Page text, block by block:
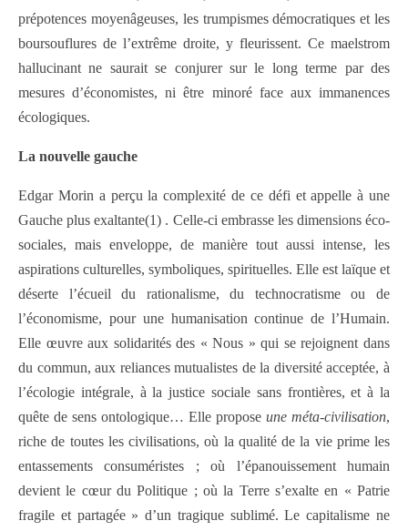
prépotences moyenâgeuses, les trumpismes démocratiques et les
boursouflures de l’extrême droite, y fleurissent. Ce maelstrom
hallucinant ne saurait se conjurer sur le long terme par des
mesures d’économistes, ni être minoré face aux immanences
écologiques.
La nouvelle gauche
Edgar Morin a perçu la complexité de ce défi et appelle à une
Gauche plus exaltante(1) . Celle-ci embrasse les dimensions éco-
sociales, mais enveloppe, de manière tout aussi intense, les
aspirations culturelles, symboliques, spirituelles. Elle est laïque et
déserte l’écueil du rationalisme, du technocratisme ou de
l’économisme, pour une humanisation continue de l’Humain.
Elle œuvre aux solidarités des « Nous » qui se rejoignent dans
du commun, aux reliances mutualistes de la diversité acceptée, à
l’écologie intégrale, à la justice sociale sans frontières, et à la
quête de sens ontologique… Elle propose une méta-civilisation,
riche de toutes les civilisations, où la qualité de la vie prime les
entassements consuméristes ; où l’épanouissement humain
devient le cœur du Politique ; où la Terre s’exalte en « Patrie
fragile et partagée » d’un tragique sublimé. Le capitalisme ne